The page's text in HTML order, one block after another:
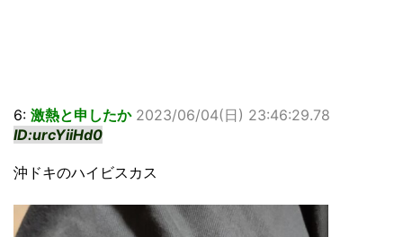
6: 激熱と申したか 2023/06/04(日) 23:46:29.78
ID:urcYiiHd0
沖ドキのハイビスカス